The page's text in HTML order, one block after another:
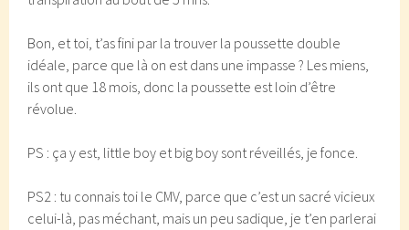
Bon, et toi, t’as fini par la trouver la poussette double
idéale, parce que là on est dans une impasse ? Les miens,
ils ont que 18 mois, donc la poussette est loin d’être
révolue.
PS : ça y est, little boy et big boy sont réveillés, je fonce.
PS2 : tu connais toi le CMV, parce que c’est un sacré vicieux
celui-là, pas méchant, mais un peu sadique, je t’en parlerai